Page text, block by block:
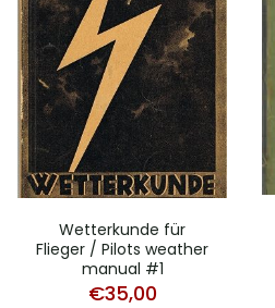
Wetterkunde für
Flieger / Pilots weather
manual #1
€35,00